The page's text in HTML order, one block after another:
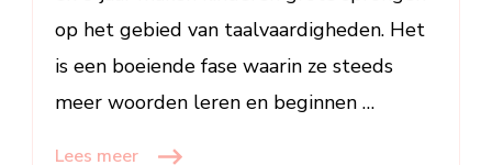
op het gebied van taalvaardigheden. Het
is een boeiende fase waarin ze steeds
meer woorden leren en beginnen …
Lees meer